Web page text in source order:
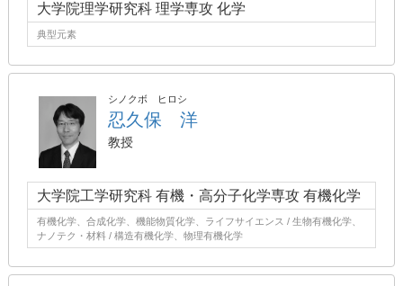
大学院理学研究科 理学専攻 化学
典型元素
シノクボ ヒロシ
忍久保 洋
教授
大学院工学研究科 有機・高分子化学専攻 有機化学
有機化学、合成化学、機能物質化学、ライフサイエンス / 生物有機化学、
ナノテク・材料 / 構造有機化学、物理有機化学